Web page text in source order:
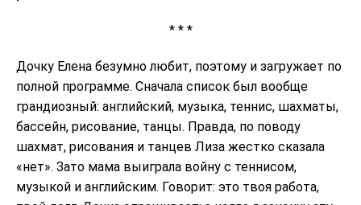
* * *
Дочку Елена безумно любит, поэтому и загружает по
полной программе. Сначала список был вообще
грандиозный: английский, музыка, теннис, шахматы,
бассейн, рисование, танцы. Правда, по поводу
шахмат, рисования и танцев Лиза жестко сказала
«нет». Зато мама выиграла войну с теннисом,
музыкой и английским. Говорит: это твоя работа,